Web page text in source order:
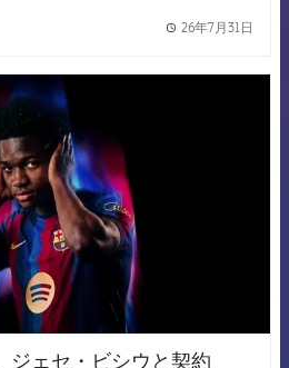
26年7月31日
FCB Barcelona badge
ジェセ・ビシウと契約